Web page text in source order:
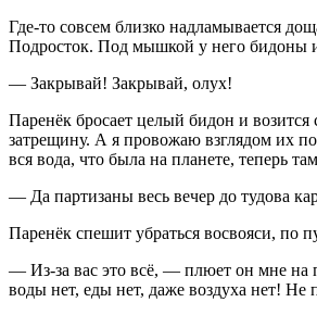
Где-то совсем близко надламывается
Подросток. Под мышкой у него бидоны
— Закрывай! Закрывай, олух!
Паренёк бросает целый бидон и
затрещину. А я провожаю взглядом их
вся вода, что была на планете, теперь
— Да партизаны весь вечер до тудова
Паренёк спешит убраться восвояси, по
— Из-за вас это всё, — плюет он мне на
воды нет, еды нет, даже воздуха нет! Не